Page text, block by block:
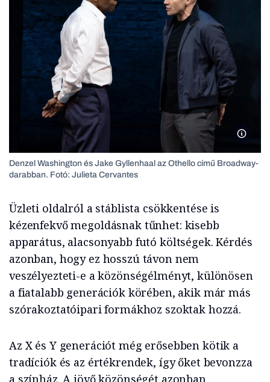
Denzel Washington és Jake Gyllenhaal az Othello című Broadway-
darabban. Fotó: Julieta Cervantes
Üzleti oldalról a stáblista csökkentése is
kézenfekvő megoldásnak tűnhet: kisebb
apparátus, alacsonyabb futó költségek. Kérdés
azonban, hogy ez hosszú távon nem
veszélyezteti-e a közönségélményt, különösen
a fiatalabb generációk körében, akik már más
szórakoztatóipari formákhoz szoktak hozzá.
Az X és Y generációt még erősebben kötik a
tradíciók és az értékrendek, így őket bevonzza
a színház. A jövő közönségét azonban